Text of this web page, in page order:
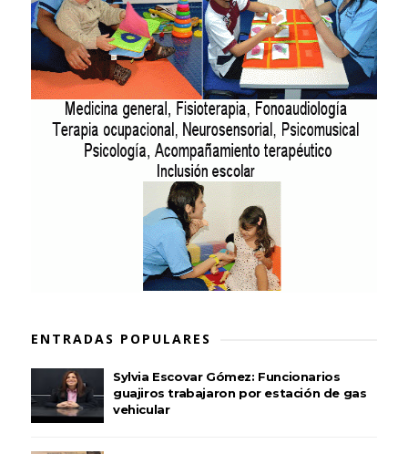
ENTRADAS POPULARES
Sylvia Escovar Gómez: Funcionarios
guajiros trabajaron por estación de gas
vehicular